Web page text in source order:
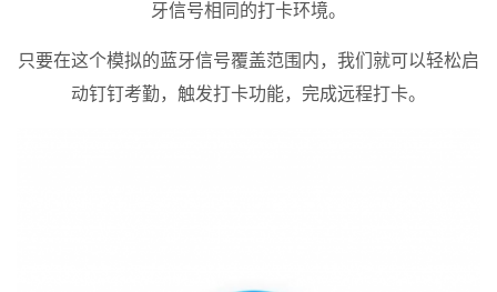
牙信号相同的打卡环境。
只要在这个模拟的蓝牙信号覆盖范围内，我们就可以轻松启
动钉钉考勤，触发打卡功能，完成远程打卡。